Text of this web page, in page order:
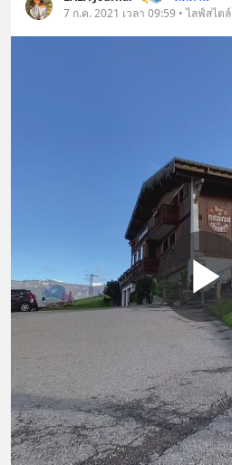
7 ก.ค. 2021 เวลา 09:59 • ไลฟ์สไตล์